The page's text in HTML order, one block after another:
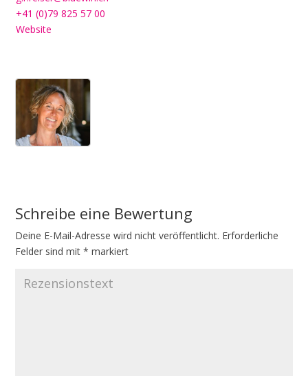
+41 (0)79 825 57 00
Website
Schreibe eine Bewertung
Deine E-Mail-Adresse wird nicht veröffentlicht. Erforderliche
Felder sind mit* markiert
A
l